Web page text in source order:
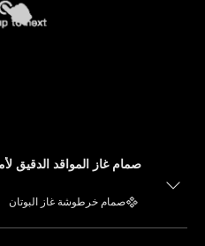
صمام خرطوشة غاز البوتان